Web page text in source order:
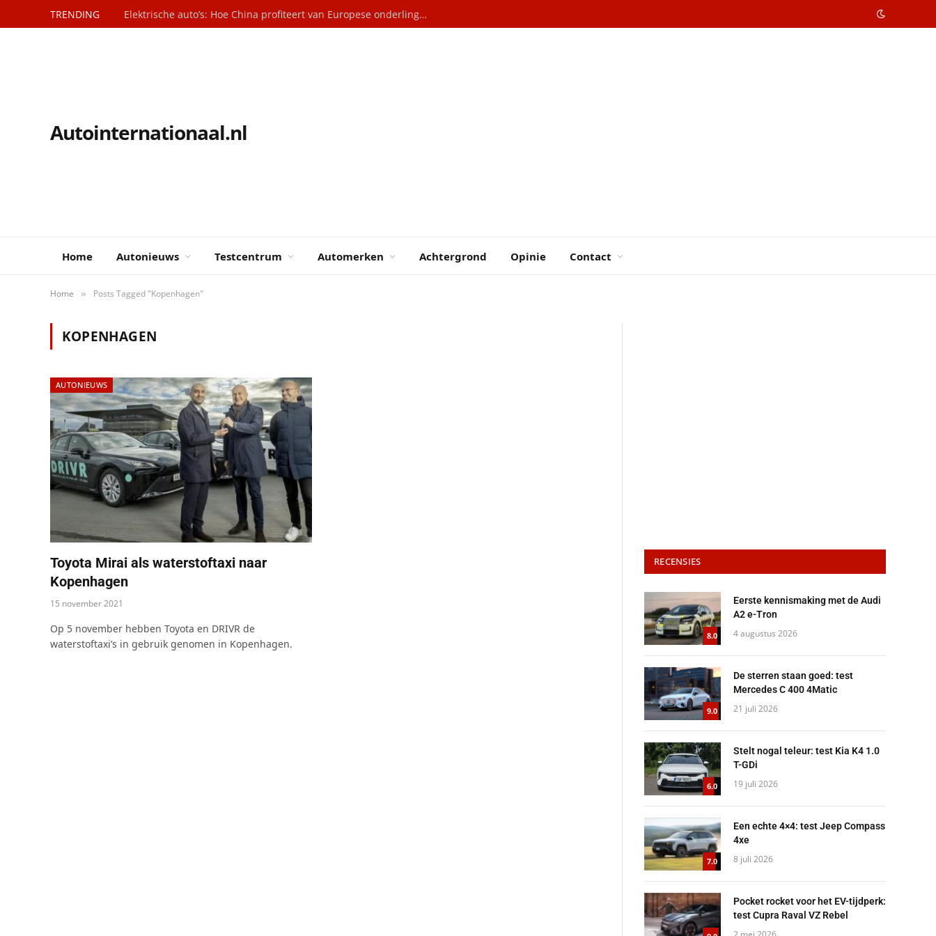
TRENDING Elektrische auto’s: Hoe China profiteert van Europese onderlinge rivaliteit
Autointernationaal.nl
Home Autonieuws Testcentrum Automerken Achtergrond Opinie Contact
Home » Posts Tagged "Kopenhagen"
KOPENHAGEN
AUTONIEUWS
Toyota Mirai als waterstoftaxi naar
Kopenhagen
15 november 2021
Op 5 november hebben Toyota en DRIVR de
waterstoftaxi’s in gebruik genomen in Kopenhagen.
RECENSIES
8.0
Eerste kennismaking met de Audi
A2 e-Tron
4 augustus 2026
9.0
De sterren staan goed: test
Mercedes C 400 4Matic
21 juli 2026
6.0
Stelt nogal teleur: test Kia K4 1.0
T-GDi
19 juli 2026
7.0
Een echte 4×4: test Jeep Compass
4xe
8 juli 2026
Pocket rocket voor het EV-tijdperk:
test Cupra Raval VZ Rebel